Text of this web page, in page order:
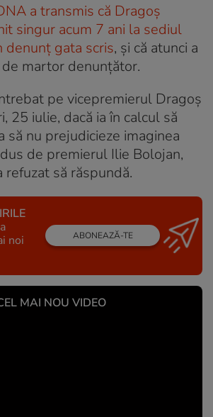
a transmis că Dragoș
singur acum 7 ani la sediul
denunț gata scris, și că atunci a
martor denunțător.
pe vicepremierul Dragoș
25 iulie, dacă ia în calcul să
să nu prejudicieze imaginea
de premierul Ilie Bolojan,
refuzat să răspundă.
noi
ABONEAZĂ-TE
MAI NOU VIDEO